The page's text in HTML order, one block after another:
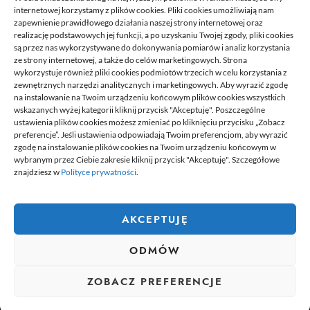
internetowej korzystamy z plików cookies. Pliki cookies umożliwiają nam
zapewnienie prawidłowego działania naszej strony internetowej oraz
realizację podstawowych jej funkcji, a po uzyskaniu Twojej zgody, pliki cookies
są przez nas wykorzystywane do dokonywania pomiarów i analiz korzystania
ze strony internetowej, a także do celów marketingowych. Strona
wykorzystuje również pliki cookies podmiotów trzecich w celu korzystania z
zewnętrznych narzędzi analitycznych i marketingowych. Aby wyrazić zgodę
na instalowanie na Twoim urządzeniu końcowym plików cookies wszystkich
wskazanych wyżej kategorii kliknij przycisk "Akceptuję". Poszczególne
ustawienia plików cookies możesz zmieniać po kliknięciu przycisku „Zobacz
preferencje”. Jeśli ustawienia odpowiadają Twoim preferencjom, aby wyrazić
zgodę na instalowanie plików cookies na Twoim urządzeniu końcowym w
wybranym przez Ciebie zakresie kliknij przycisk "Akceptuję". Szczegółowe
znajdziesz w Polityce prywatności.
AKCEPTUJĘ
ODMÓW
ZOBACZ PREFERENCJE
21/06/2026
DELPHINIUS
Delphinus to miejsce, gdzie znajdziesz newsy, które przydadzą się
tobie w codziennym życiu. Na stronie umieszczamy także ciekawe
chcesz się podzielić swoją wiedzą z innymi. Dołącz do nas.
Dołącz do naszej redakcji i zacznij tworzyć i dzielić się swoją
wiedzą z innymi.